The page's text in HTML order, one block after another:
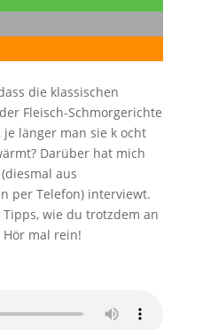
die klassischen
Fleisch-Schmorgerichte
länger man sie k ocht
Darüber hat mich
aus
per Telefon) interviewt.
wie du trotzdem an
mal rein!